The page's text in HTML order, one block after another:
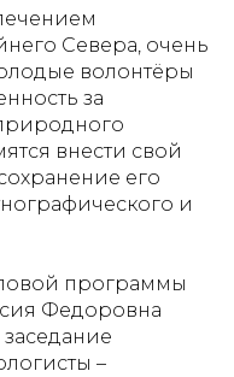
Севера, очень
волонтёры
за
внести свой
его
и
программы
Федоровна
–